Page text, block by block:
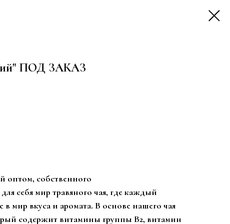
ПОД ЗАКАЗ
оптом, собственного
себя мир травяного чая, где каждый
в мир вкуса и аромата. В основе нашего чая
содержит витамины группы В2, витамин